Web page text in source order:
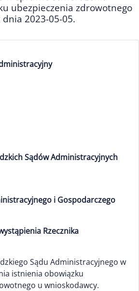
ubezpieczenia zdrowotnego
2023-05-05.
Sądów Administracyjnych
i Gospodarczego
Rzecznika
Sądu Administracyjnego w
istnienia obowiązku
u wnioskodawcy.